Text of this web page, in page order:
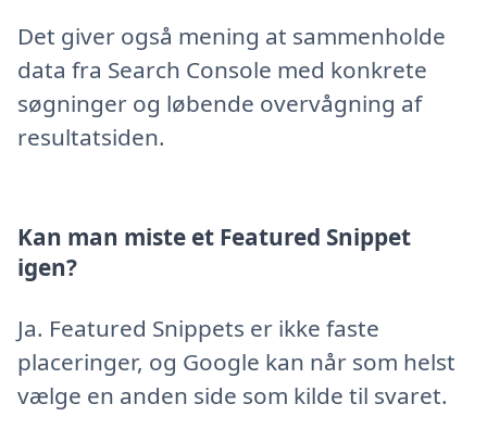
Det giver også mening at sammenholde
data fra Search Console med konkrete
søgninger og løbende overvågning af
resultatsiden.
Kan man miste et Featured Snippet
igen?
Ja. Featured Snippets er ikke faste
placeringer, og Google kan når som helst
vælge en anden side som kilde til svaret.